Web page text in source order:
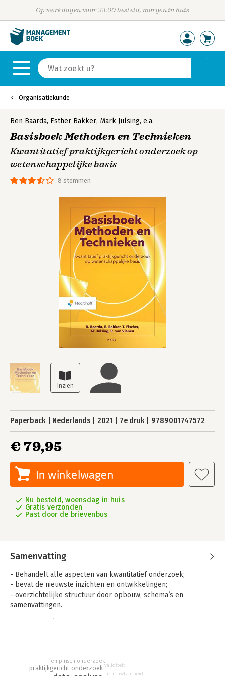
Op werkdagen voor 23:00 besteld, morgen in huis
Organisatiekunde
8 stemmen
Ben Baarda, Esther Bakker, Mark Julsing, e.a.
Basisboek Methoden en Technieken
Kwantitatief praktijkgericht onderzoek op
wetenschappelijke basis
Paperback Nederlands 2021 7e druk 9789001747572
€ 79,95
In winkelwagen
Nu besteld, woensdag in huis
Gratis verzonden
Past door de brievenbus
Samenvatting
- Behandelt alle aspecten van kwantitatief onderzoek;
- bevat de nieuwste inzichten en ontwikkelingen;
- overzichtelijke structuur door opbouw, schema’s en
samenvattingen.
‘kwantitatief onderzoek’. Iedere paragraaf sluit af met
opdrachten, waardoor de student in staat wordt gesteld om
praktijkgericht onderzoek
empirisch onderzoek
betrouwbaarheid
validiteit